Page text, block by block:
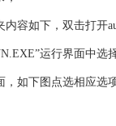
容如下，双击打开
运行界面中选
，如下图点选相应选